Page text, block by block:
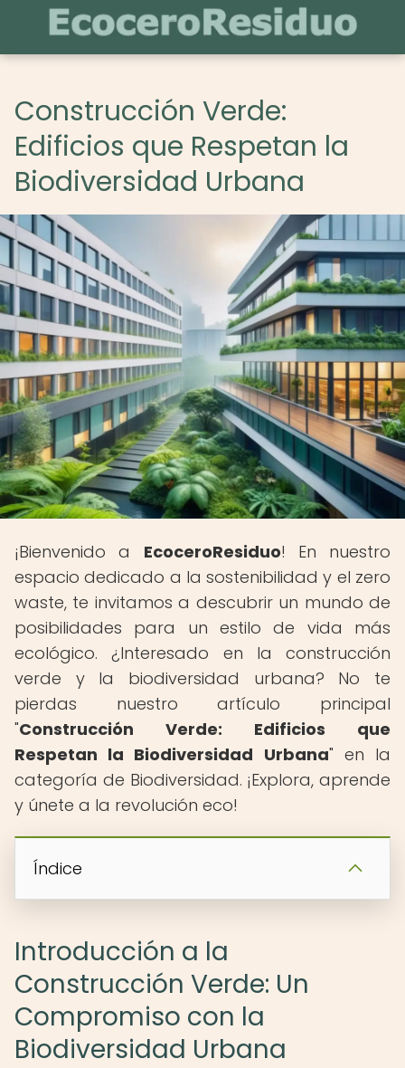
Construcción Verde:
Edificios que Respetan la
Biodiversidad Urbana
¡Bienvenido a EcoceroResiduo! En nuestro
espacio dedicado a la sostenibilidad y el zero
waste, te invitamos a descubrir un mundo de
posibilidades para un estilo de vida más
ecológico. ¿Interesado en la construcción
verde y la biodiversidad urbana? No te
pierdas nuestro artículo principal
"Construcción Verde: Edificios que
Respetan la Biodiversidad Urbana" en la
categoría de Biodiversidad. ¡Explora, aprende
y únete a la revolución eco!
Índice
Introducción a la
Construcción Verde: Un
Compromiso con la
Biodiversidad Urbana